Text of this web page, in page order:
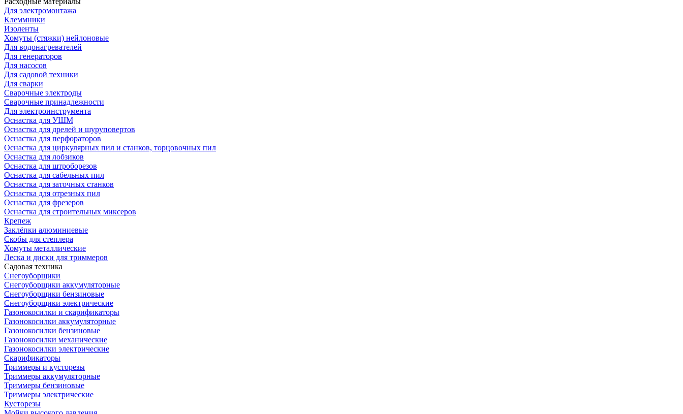
Для электромонтажа
Клеммники
Изоленты
Хомуты (стяжки) нейлоновые
Для водонагревателей
Для генераторов
Для насосов
Для садовой техники
Для сварки
Сварочные электроды
Сварочные принадлежности
Для электроинструмента
Оснастка для УШМ
Оснастка для дрелей и шуруповертов
Оснастка для перфораторов
Оснастка для циркулярных пил и станков, торцовочных пил
Оснастка для лобзиков
Оснастка для штроборезов
Оснастка для сабельных пил
Оснастка для заточных станков
Оснастка для отрезных пил
Оснастка для фрезеров
Оснастка для строительных миксеров
Крепеж
Заклёпки алюминиевые
Скобы для степлера
Хомуты металлические
Леска и диски для триммеров
Садовая техника
Снегоуборщики
Снегоуборщики аккумуляторные
Снегоуборщики бензиновые
Снегоуборщики электрические
Газонокосилки и скарификаторы
Газонокосилки аккумуляторные
Газонокосилки бензиновые
Газонокосилки механические
Газонокосилки электрические
Скарификаторы
Триммеры и кусторезы
Триммеры аккумуляторные
Триммеры бензиновые
Триммеры электрические
Кусторезы